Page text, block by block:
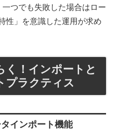
つでも失敗した場合はロー
性」を意識した運用が求め
く！インポートと
プラクティス
インポート機能